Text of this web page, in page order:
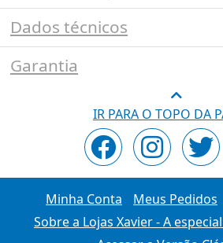
Dados técnicos
Garantia
IR PARA O TOPO DA
Minha Conta Meus Pedidos
Sobre a Lojas Xavier - A